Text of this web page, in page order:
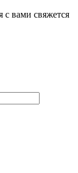
вами свяжется